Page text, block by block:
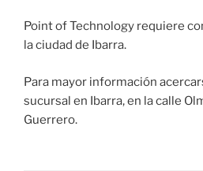
Point of Technology requiere
la ciudad de Ibarra.
Para mayor información
sucursal en Ibarra, en la calle
Guerrero.